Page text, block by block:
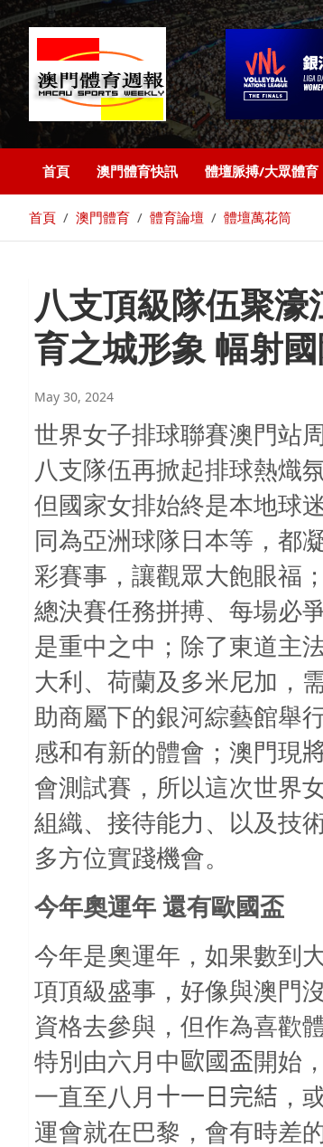
首頁 澳門體育快訊 體壇脈搏/大眾體育
首頁 澳門體育 體育論壇 體壇萬花筒
八支頂級隊伍聚
育之城形象 幅射
May 30, 2024
世界女子排球聯賽澳門站
八支隊伍再掀起排球熱熾
但國家女排始終是本地球
同為亞洲球隊日本等，都
彩賽事，讓觀眾大飽眼福
總決賽任務拼搏、每場必
是重中之中；除了東道主
大利、荷蘭及多米尼加，
助商屬下的銀河綜藝館舉
感和有新的體會；澳門現
會測試賽，所以這次世界
組織、接待能力、以及技
多方位實踐機會。
今年奧運年 還有歐國盃
今年是奧運年，如果數到
項頂級盛事，好像與澳門
資格去參與，但作為喜歡
特別由六月中歐國盃開始，
一直至八月 十一日完結 ，
運會就在巴黎，會有時差